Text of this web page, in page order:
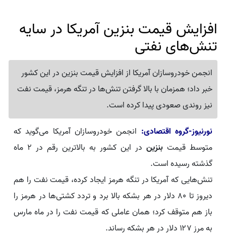
افزایش قیمت بنزین آمریکا در سایه
تنش‌های نفتی
انجمن خودروسازان آمریکا از افزایش قیمت بنزین در این کشور
خبر داد؛ همزمان با بالا گرفتن تنش‌ها در تنگه هرمز، قیمت نفت
نیز روندی صعودی پیدا کرده است.
نورنیوز-گروه اقتصادی: انجمن خودروسازان آمریکا می‌گوید که
متوسط قیمت بنزین
در این کشور به بالاترین رقم در ۲ ماه
گذشته رسیده است.
تنش‌هایی که آمریکا در تنگه هرمز ایجاد کرده، قیمت نفت را هم
دیروز تا ۸۰ دلار در هر بشکه بالا برد و تردد کشتی‌ها در هرمز را
باز هم متوقف کرد؛ همان عاملی که قیمت نفت را در ماه مارس
به مرز ۱۲۷ دلار در هر بشکه رساند.